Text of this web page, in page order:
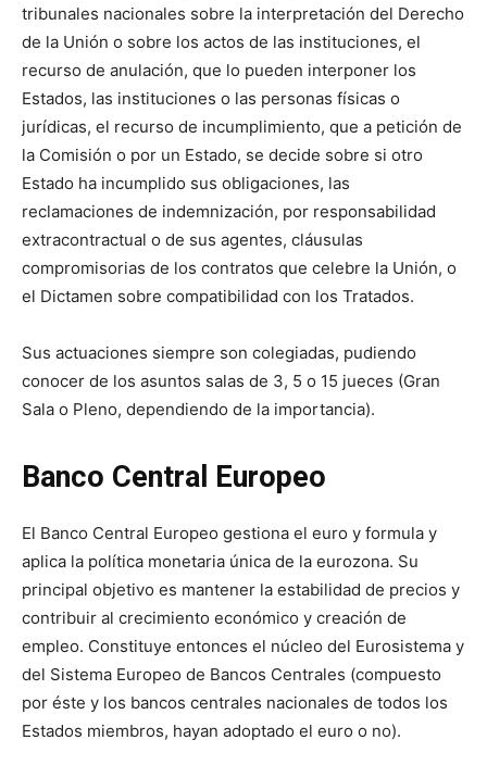
tribunales nacionales sobre la interpretación del Derecho
de la Unión o sobre los actos de las instituciones, el
recurso de anulación, que lo pueden interponer los
Estados, las instituciones o las personas físicas o
jurídicas, el recurso de incumplimiento, que a petición de
la Comisión o por un Estado, se decide sobre si otro
Estado ha incumplido sus obligaciones, las
reclamaciones de indemnización, por responsabilidad
extracontractual o de sus agentes, cláusulas
compromisorias de los contratos que celebre la Unión, o
el Dictamen sobre compatibilidad con los Tratados.
Sus actuaciones siempre son colegiadas, pudiendo
conocer de los asuntos salas de 3, 5 o 15 jueces (Gran
Sala o Pleno, dependiendo de la importancia).
Banco Central Europeo
El Banco Central Europeo gestiona el euro y formula y
aplica la política monetaria única de la eurozona. Su
principal objetivo es mantener la estabilidad de precios y
contribuir al crecimiento económico y creación de
empleo. Constituye entonces el núcleo del Eurosistema y
del Sistema Europeo de Bancos Centrales (compuesto
por éste y los bancos centrales nacionales de todos los
Estados miembros, hayan adoptado el euro o no).